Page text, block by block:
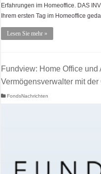
Erfahrungen im Homeoffice. DAS
Ihrem ersten Tag im Homeoffice
Lesen Sie mehr »
Fundview: Home Office
Vermögensverwalter mit
FondsNachrichten